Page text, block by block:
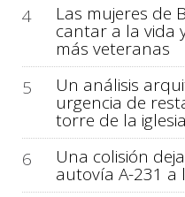
4
Las mujeres de
cantar a la vida
más veteranas
5
Un análisis
urgencia de
torre de la
6
Una colisión
autovía A-231